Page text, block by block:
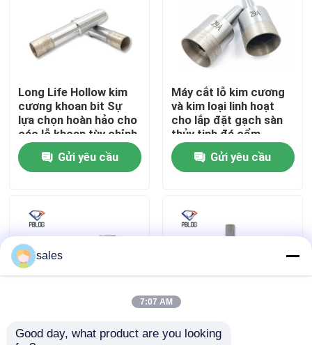
Về chúng tôi
Kiểm soát chất lượng
Liên hệ chúng tôi
Yêu cầu báo giá
Đá mài mạ điện
Long Life Hollow kim
cương khoan bit Sự
lựa chọn hoàn hảo cho
các lỗ khoan tùy chỉnh
Gửi yêu cầu
Máy cắt lỗ kim cương
và kim loại linh hoạt
cho lắp đặt gạch sàn
thủy tinh đá cẩm
thạch
Gửi yêu cầu
ướt và khô kim cương
Sản xuất bán buôn
sales
7:07 AM
Good day, what product are you looking